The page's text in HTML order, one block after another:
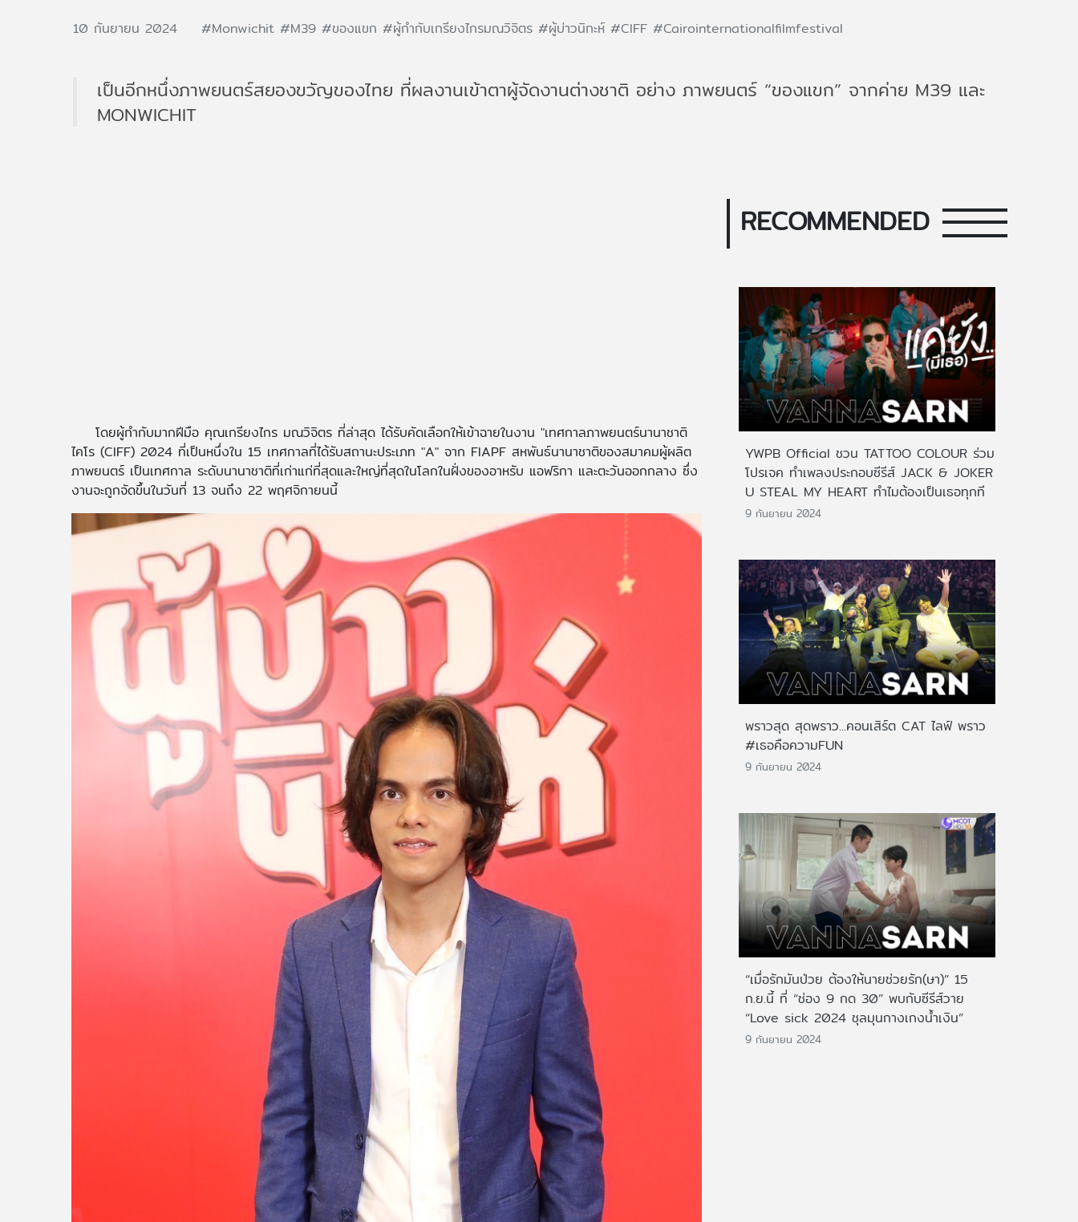
10 กันยายน 2024 #Monwichit#M39#ของแขก#ผู้กำกับเกรียงไกรมณวิจิตร#ผู้บ่าวนิกะห์#CIFF#Cairointernationalfilmfestival
เป็นอีกหนึ่งภาพยนตร์สยองขวัญของไทย ที่ผลงานเข้าตาผู้จัดงานต่างชาติ อย่าง ภาพยนตร์ “ของแขก” จากค่าย M39 และ
MONWICHIT
โดยผู้กำกับมากฝีมือ คุณเกรียงไกร มณวิจิตร ที่ล่าสุด ได้รับคัดเลือกให้เข้าฉายในงาน "เทศกาลภาพยนตร์นานาชาติ
ไคโร (CIFF) 2024 ที่เป็นหนึ่งใน 15 เทศกาลที่ได้รับสถานะประเภท "A" จาก FIAPF สหพันธ์นานาชาติของสมาคมผู้ผลิต
ภาพยนตร์ เป็นเทศกาล ระดับนานาชาติที่เก่าแก่ที่สุดและใหญ่ที่สุดในโลกในฝั่งของอาหรับ แอฟริกา และตะวันออกกลาง ซึ่ง
งานจะถูกจัดขึ้นในวันที่ 13 จนถึง 22 พฤศจิกายนนี้
RECOMMENDED
YWPB Official ชวน TATTOO COLOUR ร่วม
โปรเจค ทำเพลงประกอบซีรีส์ JACK & JOKER
U STEAL MY HEART ทำไมต้องเป็นเธอทุกที
9 กันยายน 2024
พราวสุด สุดพราว...คอนเสิร์ต CAT ไลฟ์ พราว
#เธอคือความFUN
9 กันยายน 2024
“เมื่อรักมันป่วย ต้องให้นายช่วยรัก(ษา)” 15
ก.ย.นี้ ที่ “ช่อง 9 กด 30” พบกับซีรีส์วาย
“Love sick 2024 ชุลมุนกางเกงน้ำเงิน”
9 กันยายน 2024